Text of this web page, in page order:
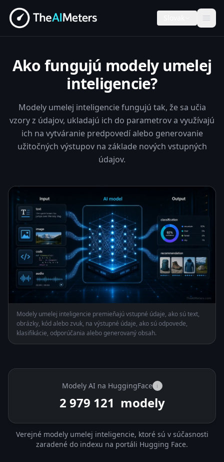
Ako fungujú modely umelej
inteligencie?
Modely umelej inteligencie fungujú tak, že sa učia
vzory z údajov, ukladajú ich do parametrov a využívajú
ich na vytváranie predpovedí alebo generovanie
užitočných výstupov na základe nových vstupných
údajov.
Modely umelej inteligencie premieňajú vstupné údaje, ako sú text,
obrázky, kód alebo zvuk, na výstupné údaje, ako sú odpovede,
klasifikácie, odporúčania alebo generovaný obsah.
Modely AI na HuggingFace i
2 979 121 modely
Verejné modely umelej inteligencie, ktoré sú v súčasnosti
zaradené do indexu na portáli Hugging Face.